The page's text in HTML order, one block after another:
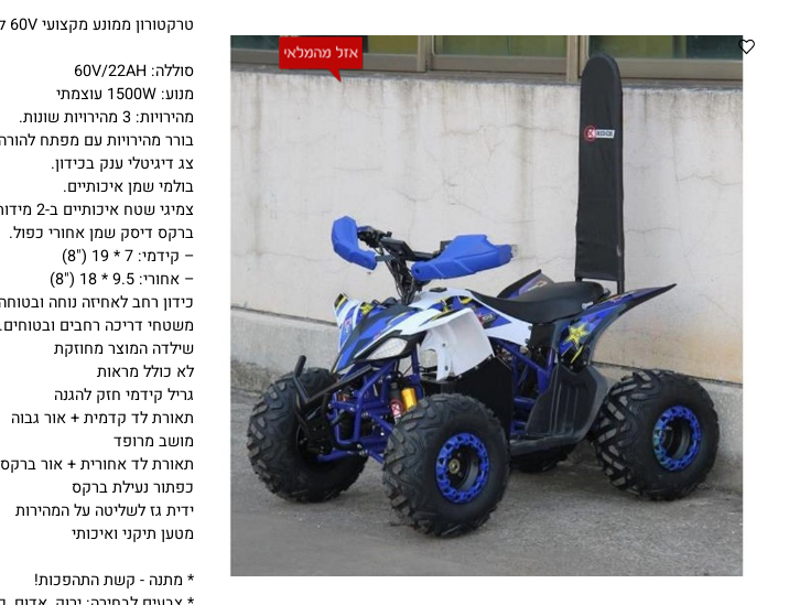
טרקטורון ממונע מקצועי 60V לילדים
סוללה: 60V/22AH
מנוע: 1500W עוצמתי
מהירויות: 3 מהירויות שונות.
בורר מהירויות עם מפתח להורה.
צג דיגיטלי ענק בכידון.
בולמי שמן איכותיים.
צמיגי שטח איכותיים ב-2 מידות
ברקס דיסק שמן אחורי כפול.
– קידמי: 7 * 19 ("8)
– אחורי: 9.5 * 18 ("8)
כידון רחב לאחיזה נוחה ובטוחה.
משטחי דריכה רחבים ובטוחים.
שילדה המוצר מחוזקת
לא כולל מראות
גריל קידמי חזק להגנה
תאורת לד קדמית + אור גבוה
מושב מרופד
תאורת לד אחורית + אור ברקס
כפתור נעילת ברקס
ידית גז לשליטה על המהירות
מטען תיקני ואיכותי